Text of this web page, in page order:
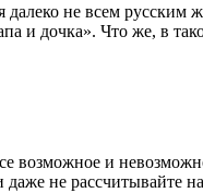
не всем
и дочка». Что же, в
возможное и
не рассчитывайте